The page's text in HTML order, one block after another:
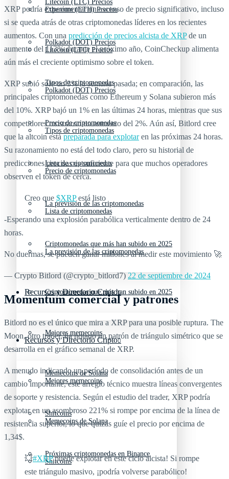
Litecoin (LTC) Precios
Polkadot (DOT) Precios
Tipos de criptomonedas
Precio de criptomonedas
Lista de criptomonedas
La previsión de las criptomonedas
Criptomonedas que más han subido en 2025
Recursos y Directorio Cripto
Mejores memecoins
Memecoins de Solana
Shitcoins
Próximas criptomonedas en Binance
Ethereum (ETH) Precios
Litecoin (LTC) Precios
Polkadot (DOT) Precios
Tipos de criptomonedas
Precio de criptomonedas
Lista de criptomonedas
La previsión de las criptomonedas
Criptomonedas que más han subido en 2025
Recursos y Directorio Cripto
Mejores memecoins
Memecoins de Solana
Shitcoins
XRP podría experimentar un ascenso de precio significativo, incluso
si se queda atrás de otras criptomonedas líderes en los recientes
aumentos. Con una predicción de precios alcista de XRPde un
aumento del 113% durante el próximo año, CoinCheckup alimenta
aún más el creciente optimismo sobre el token.
XRP subió solo un 3% la semana pasada; en comparación, las
principales criptomonedas como Ethereum y Solana subieron más
del 10%. XRP bajó un 1% en las últimas 24 horas, mientras que sus
competidores mostraron un aumento del 2%. Aún así, Bitlord cree
que la altcoin estápreparada para explotaren las próximas 24 horas.
Su razonamiento no está del todo claro, pero su historial de
predicciones precisas es suficiente para que muchos operadores
observen el token de cerca.
Creo que $XRPestá listo
-Esperando una explosión parabólica verticalmente dentro de 24
horas.
No duermas, se pueden ganar millones al medir este movimiento 🚀
— Crypto Bitlord (@crypto_bitlord7) 22 de septiembre de 2024
Momentum comercial y patrones
Bitlord no es el único que mira a XRP para una posible ruptura. The
Moon, otro trader, ha notado un patrón de triángulo simétrico que se
desarrolla en el gráfico semanal de XRP.
A menudo indicando un período de consolidación antes de un
cambio importante, este arreglo técnico muestra líneas convergentes
de soporte y resistencia. Según el estudio del trader, XRP podría
explotar en un asombroso 221% si rompe por encima de la línea de
resistencia superior, lo que quizás guíe el precio por encima de
1,34$.
💥#XRPpuede explotar en este ciclo alcista! Si rompe
este triángulo masivo, ¡podría volverse parabólico!